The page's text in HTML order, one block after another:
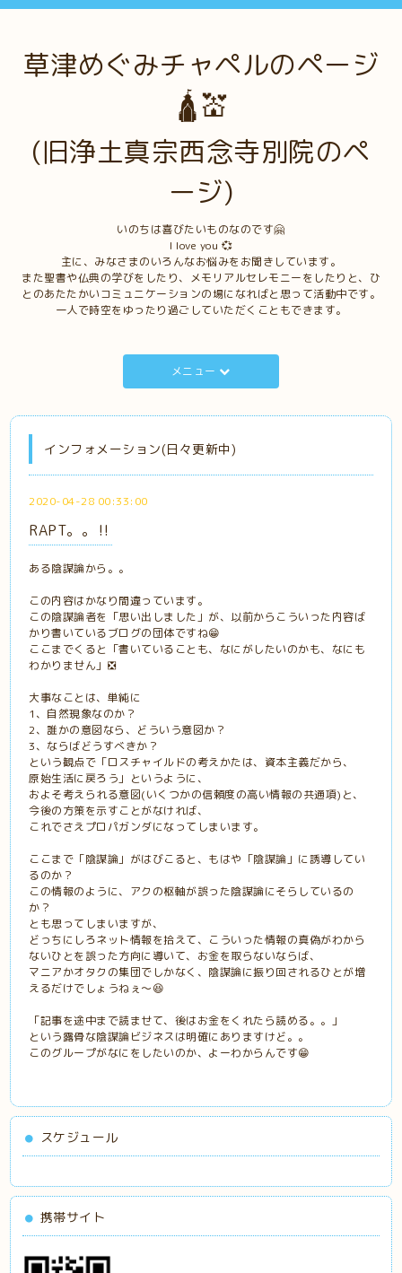
草津めぐみチャペルのページ
🛕💒
(旧浄土真宗西念寺別院のペ
ージ)
いのちは喜びたいものなのです🤗
I love you 💞
主に、みなさまのいろんなお悩みをお聞きしています。
また聖書や仏典の学びをしたり、メモリアルセレモニーをしたりと、ひ
とのあたたかいコミュニケーションの場になればと思って活動中です。
一人で時空をゆったり過ごしていただくこともできます。
メニュー
インフォメーション(日々更新中)
2020-04-28 00:33:00
RAPT。。‼️
ある陰謀論から。。
この内容はかなり間違っています。
この陰謀論者を「思い出しました」が、以前からこういった内容ば
かり書いているブログの団体ですね😁
ここまでくると「書いていることも、なにがしたいのかも、なにも
わかりません」❎
大事なことは、単純に
1、自然現象なのか？
2、誰かの意図なら、どういう意図か？
3、ならばどうすべきか？
という観点で「ロスチャイルドの考えかたは、資本主義だから、
原始生活に戻ろう」というように、
およそ考えられる意図(いくつかの信頼度の高い情報の共通項)と、
今後の方策を示すことがなければ、
これでさえプロパガンダになってしまいます。
ここまで「陰謀論」がはびこると、もはや「陰謀論」に誘導してい
るのか？
この情報のように、アクの枢軸が誤った陰謀論にそらしているの
か？
とも思ってしまいますが、
どっちにしろネット情報を拾えて、こういった情報の真偽がわから
ないひとを誤った方向に導いて、お金を取らないならば、
マニアかオタクの集団でしかなく、陰謀論に振り回されるひとが増
えるだけでしょうねぇ〜😆
「記事を途中まで読ませて、後はお金をくれたら読める。。」
という露骨な陰謀論ビジネスは明確にありますけど。。
このグループがなにをしたいのか、よーわからんです😁
スケジュール
携帯サイト